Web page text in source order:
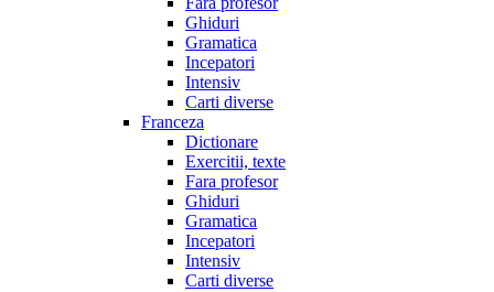
Ghiduri
Gramatica
Incepatori
Intensiv
Carti diverse
Franceza
Dictionare
Exercitii, texte
Fara profesor
Ghiduri
Gramatica
Incepatori
Intensiv
Carti diverse